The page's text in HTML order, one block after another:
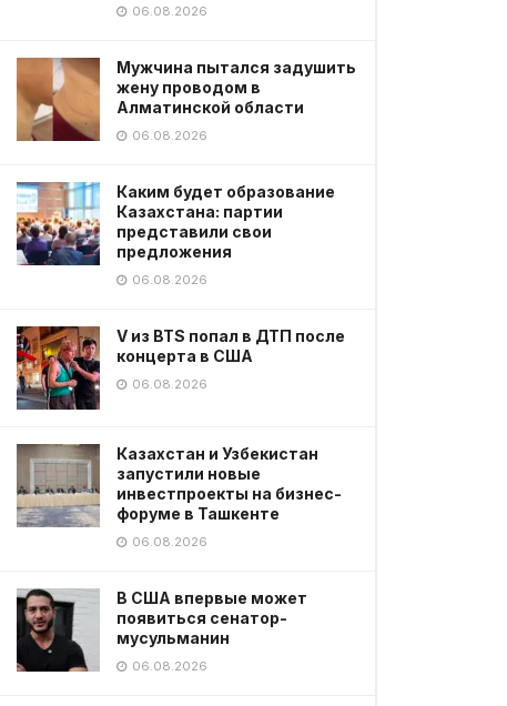
06.08.2026
Мужчина пытался задушить
жену проводом в
Алматинской области
06.08.2026
Каким будет образование
Казахстана: партии
представили свои
предложения
06.08.2026
V из BTS попал в ДТП после
концерта в США
06.08.2026
Казахстан и Узбекистан
запустили новые
инвестпроекты на бизнес-
форуме в Ташкенте
06.08.2026
В США впервые может
появиться сенатор-
мусульманин
06.08.2026